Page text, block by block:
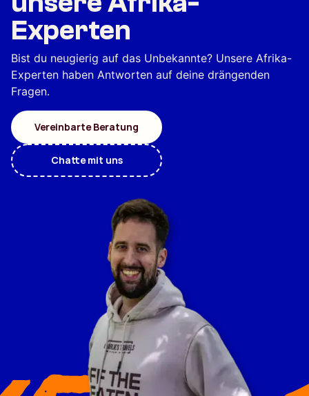
Experten
Bist du neugierig auf das Unbekannte? Unsere Afrika-
Experten haben Antworten auf deine drängenden
Fragen.
Vereinbarte Beratung
Chatte mit uns